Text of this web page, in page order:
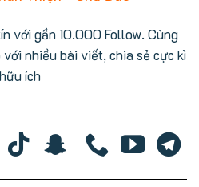
với gần 10.000 Follow. Cùng
nhiều bài viết, chia sẻ cực kì
hữu ích